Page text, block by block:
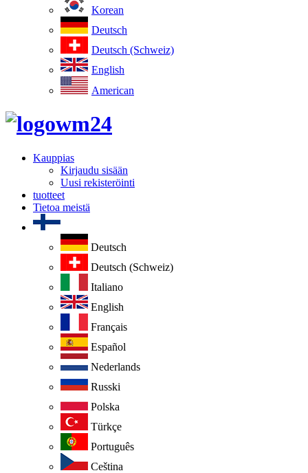
Korean
Deutsch
Deutsch (Schweiz)
English
American
Kauppias
Kirjaudu sisään
Uusi rekisteröinti
tuotteet
Tietoa meistä
Deutsch
Deutsch (Schweiz)
Italiano
English
Français
Español
Nederlands
Russki
Polska
Türkçe
Português
Ceština